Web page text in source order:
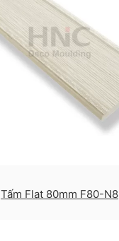
Tấm Flat 80mm F80-N8